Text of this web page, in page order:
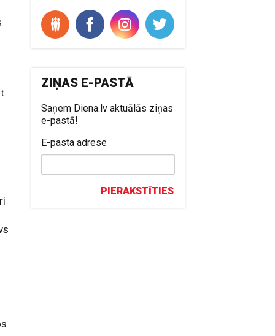
ZIŅAS E-PASTĀ
Saņem Diena.lv aktuālās ziņas
e-pastā!
E-pasta adrese
PIERAKSTĪTIES